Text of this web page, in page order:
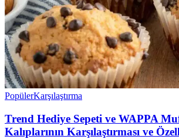
PopülerKarşılaştırma
Trend Hediye Sepeti ve WAPPA
Kalıplarının Karşılaştırması ve